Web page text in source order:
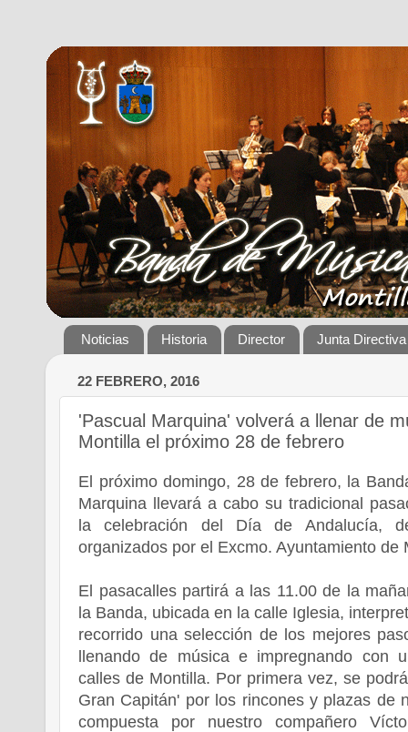
Noticias Historia Director Junta Directiva
22 FEBRERO, 2016
'Pascual Marquina' volverá a llenar de
Montilla el próximo 28 de febrero
El próximo domingo, 28 de febrero, la
Marquina llevará a cabo su tradicional
la celebración del Día de Andalucía,
organizados por el Excmo. Ayuntamiento de
El pasacalles partirá a las 11.00 de la
la Banda, ubicada en la calle Iglesia,
recorrido una selección de los mejores
llenando de música e impregnando con
calles de Montilla. Por primera vez, se
Gran Capitán' por los rincones y plazas de
compuesta por nuestro compañero